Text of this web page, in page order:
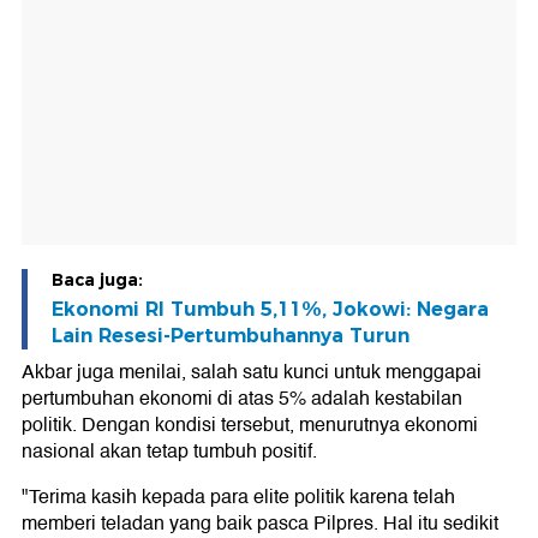
Baca juga:
Ekonomi RI Tumbuh 5,11%, Jokowi: Negara
Lain Resesi-Pertumbuhannya Turun
Akbar juga menilai, salah satu kunci untuk menggapai
pertumbuhan ekonomi di atas 5% adalah kestabilan
politik. Dengan kondisi tersebut, menurutnya ekonomi
nasional akan tetap tumbuh positif.
"Terima kasih kepada para elite politik karena telah
memberi teladan yang baik pasca Pilpres. Hal itu sedikit